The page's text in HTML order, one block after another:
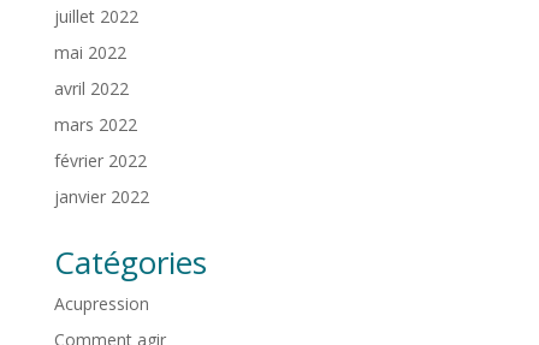
juillet 2022
mai 2022
avril 2022
mars 2022
février 2022
janvier 2022
Catégories
Acupression
Comment agir